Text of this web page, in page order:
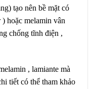
tạo nên bề mặt có
hoặc melamin vân
chống tĩnh điện ,
, lamiante mà
tiết có thể tham khảo